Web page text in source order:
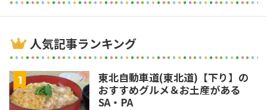
人気記事ランキング
東北自動車道(東北道)【下り】の
おすすめグルメ＆お土産がある
SA・PA